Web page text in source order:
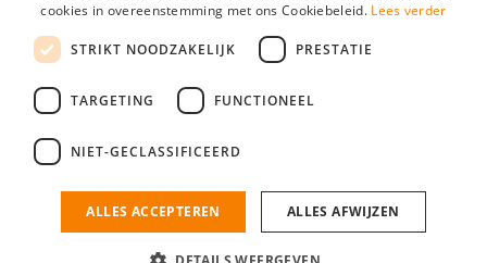
Wachtwoord
login gegevens onthouden
login
Bedrijf aanmelden
nieuwe collega/werknemer zo gevonden!
cookies in overeenstemming met ons Cookiebeleid. Lees verder
STRIKT NOODZAKELIJK PRESTATIE
TARGETING FUNCTIONEEL
NIET-GECLASSIFICEERD
ALLES ACCEPTEREN ALLES AFWIJZEN